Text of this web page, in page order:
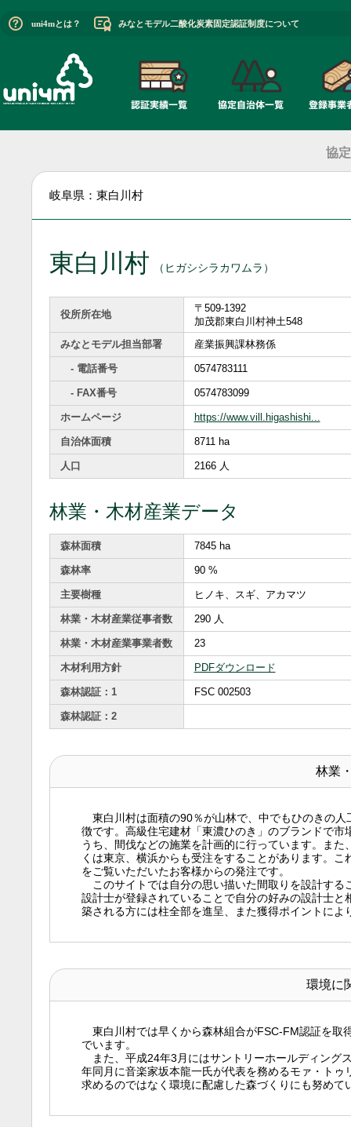
uni4mとは？ みなとモデル二酸化炭素固定認証制度について
協
岐阜県：東白川村
東白川村 （ヒガシシラカワムラ）
役所所在地
〒509-1392
加茂郡東白川村神土548
みなとモデル担当部署
産業振興課林務係
- 電話番号 0574783111
- FAX番号 0574783099
ホームページ https://www.vill.higashishi...
自治体面積 8711 ha
人口 2166 人
林業・木材産業データ
森林面積 7845 ha
森林率 90 %
主要樹種 ヒノキ、スギ、アカマツ
林業・木材産業従事者数 290 人
林業・木材産業事業者数 23
木材利用方針 PDFダウンロード
森林認証：1 FSC 002503
森林認証：2
林業
東白川村は面積の90％が山林で、中でもひのきの
徴です。高級住宅建材「東濃ひのき」のブランドで
うち、間伐などの施業を計画的に行っています。ま
くは東京、横浜からも受注をすることがあります。
をご覧いただいたお客様からの発注です。
このサイトでは自分の思い描いた間取りを設計する
設計士が登録されていることで自分の好みの設計士
築される方には柱全部を進呈、また獲得ポイントに
環境に
東白川村では早くから森林組合がFSC-FM認証を取
でいます。
また、平成24年3月にはサントリーホールディング
年同月に音楽家坂本龍一氏が代表を務めるモァ・ト
求めるのではなく環境に配慮した森づくりにも努めて